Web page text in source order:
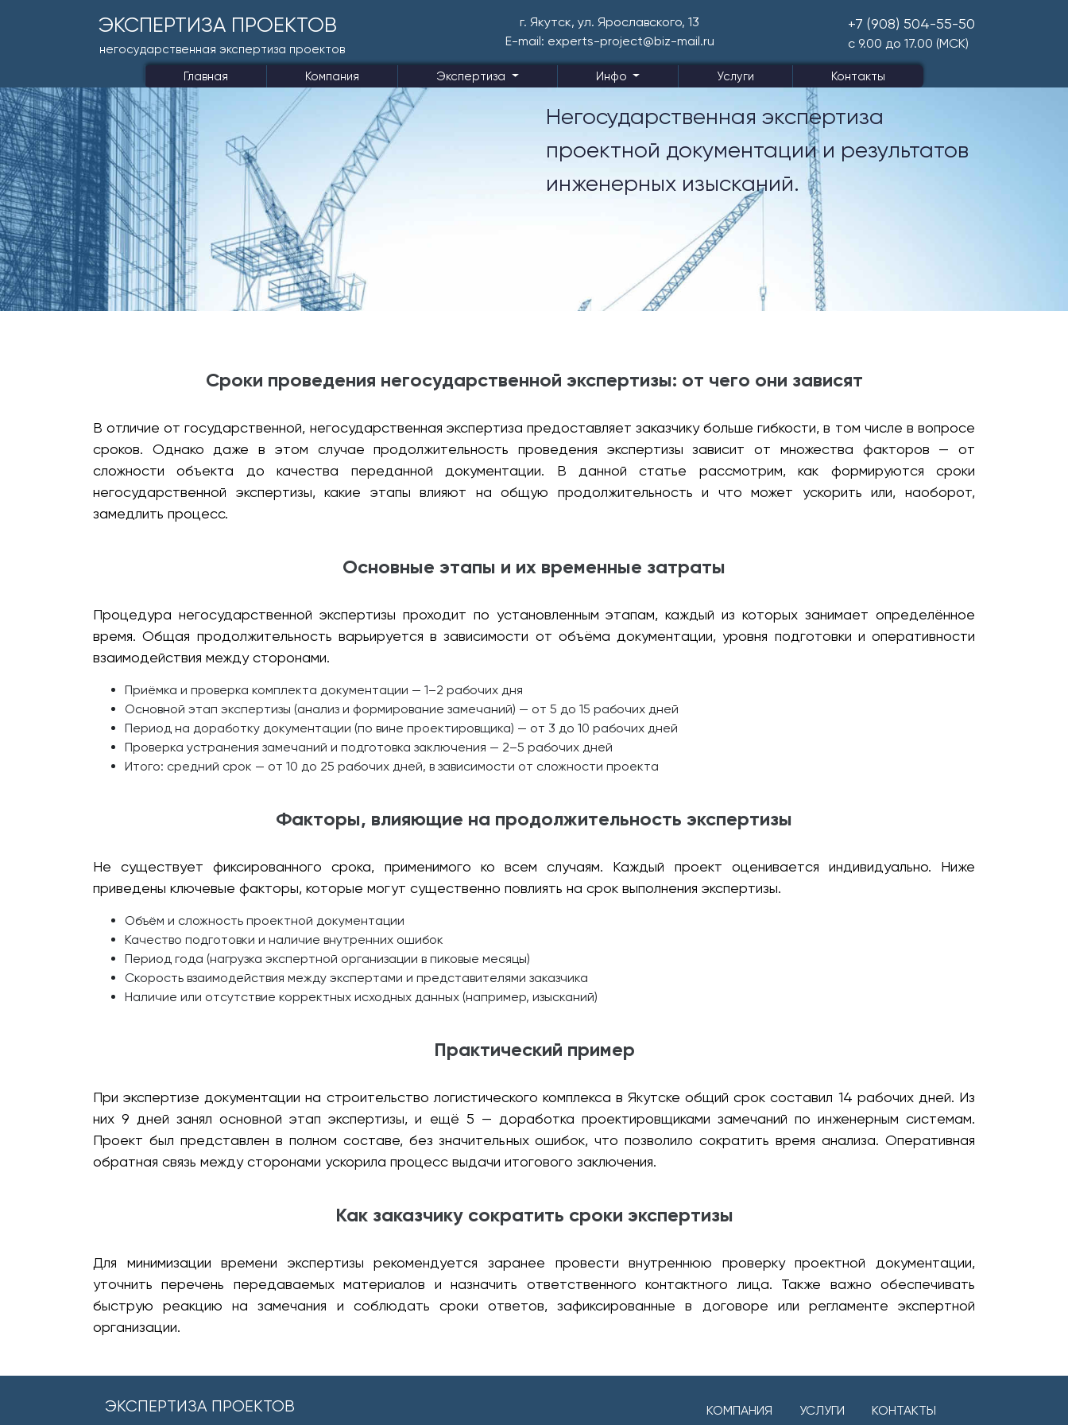
ЭКСПЕРТИЗА ПРОЕКТОВ
негосударственная экспертиза проектов
г. Якутск, ул. Ярославского, 13
E-mail: experts-project@biz-mail.ru
+7 (908) 504-55-50
с 9.00 до 17.00 (МСК)
Главная Компания Экспертиза Инфо Услуги Контакты
Негосударственная экспертиза
проектной документации и результатов
инженерных изысканий.
Сроки проведения негосударственной экспертизы: от чего они зависят
В отличие от государственной, негосударственная экспертиза предоставляет заказчику больше гибкости, в том числе в вопросе
сроков. Однако даже в этом случае продолжительность проведения экспертизы зависит от множества факторов — от
сложности объекта до качества переданной документации. В данной статье рассмотрим, как формируются сроки
негосударственной экспертизы, какие этапы влияют на общую продолжительность и что может ускорить или, наоборот,
замедлить процесс.
Основные этапы и их временные затраты
Процедура негосударственной экспертизы проходит по установленным этапам, каждый из которых занимает определённое
время. Общая продолжительность варьируется в зависимости от объёма документации, уровня подготовки и оперативности
взаимодействия между сторонами.
Приёмка и проверка комплекта документации — 1–2 рабочих дня
Основной этап экспертизы (анализ и формирование замечаний) — от 5 до 15 рабочих дней
Период на доработку документации (по вине проектировщика) — от 3 до 10 рабочих дней
Проверка устранения замечаний и подготовка заключения — 2–5 рабочих дней
Итого: средний срок — от 10 до 25 рабочих дней, в зависимости от сложности проекта
Факторы, влияющие на продолжительность экспертизы
Не существует фиксированного срока, применимого ко всем случаям. Каждый проект оценивается индивидуально. Ниже
приведены ключевые факторы, которые могут существенно повлиять на срок выполнения экспертизы.
Объём и сложность проектной документации
Качество подготовки и наличие внутренних ошибок
Период года (нагрузка экспертной организации в пиковые месяцы)
Скорость взаимодействия между экспертами и представителями заказчика
Наличие или отсутствие корректных исходных данных (например, изысканий)
Практический пример
При экспертизе документации на строительство логистического комплекса в Якутске общий срок составил 14 рабочих дней. Из
них 9 дней занял основной этап экспертизы, и ещё 5 — доработка проектировщиками замечаний по инженерным системам.
Проект был представлен в полном составе, без значительных ошибок, что позволило сократить время анализа. Оперативная
обратная связь между сторонами ускорила процесс выдачи итогового заключения.
Как заказчику сократить сроки экспертизы
Для минимизации времени экспертизы рекомендуется заранее провести внутреннюю проверку проектной документации,
уточнить перечень передаваемых материалов и назначить ответственного контактного лица. Также важно обеспечивать
быструю реакцию на замечания и соблюдать сроки ответов, зафиксированные в договоре или регламенте экспертной
организации.
ЭКСПЕРТИЗА ПРОЕКТОВ КОМПАНИЯ УСЛУГИ КОНТАКТЫ